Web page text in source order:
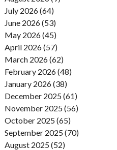
July 2026 (64)
June 2026 (53)
May 2026 (45)
April 2026 (57)
March 2026 (62)
February 2026 (48)
January 2026 (38)
December 2025 (61)
November 2025 (56)
October 2025 (65)
September 2025 (70)
August 2025 (52)